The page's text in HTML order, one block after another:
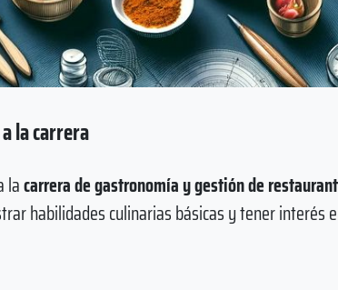
la carrera
lacarrera de gastronomía y gestión de
habilidades culinarias básicas y tener interés